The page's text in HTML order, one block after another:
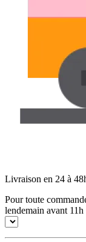
Livraison en 24 à
Pour toute
lendemain avant